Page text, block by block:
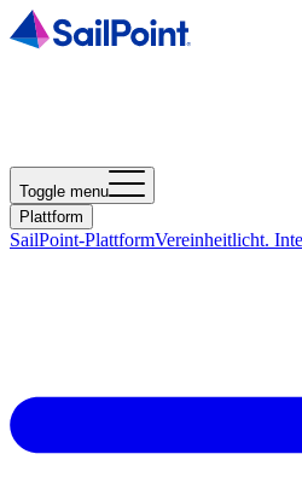
Toggle menu
Plattform
SailPoint-PlattformVereinheitlicht.